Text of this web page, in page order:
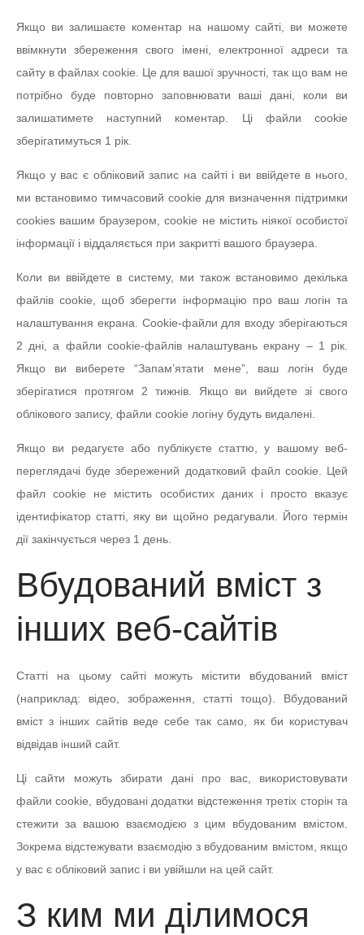
Якщо ви залишаєте коментар на нашому сайті, ви можете
ввімкнути збереження свого імені, електронної адреси та
сайту в файлах cookie. Це для вашої зручності, так що вам не
потрібно буде повторно заповнювати ваші дані, коли ви
залишатимете наступний коментар. Ці файли cookie
зберігатимуться 1 рік.
Якщо у вас є обліковий запис на сайті і ви ввійдете в нього,
ми встановимо тимчасовий cookie для визначення підтримки
cookies вашим браузером, cookie не містить ніякої особистої
інформації і віддаляється при закритті вашого браузера.
Коли ви ввійдете в систему, ми також встановимо декілька
файлів cookie, щоб зберегти інформацію про ваш логін та
налаштування екрана. Cookie-файли для входу зберігаються
2 дні, а файли cookie-файлів налаштувань екрану – 1 рік.
Якщо ви виберете “Запам’ятати мене”, ваш логін буде
зберігатися протягом 2 тижнів. Якщо ви вийдете зі свого
облікового запису, файли cookie логіну будуть видалені.
Якщо ви редагуєте або публікуєте статтю, у вашому веб-
переглядачі буде збережений додатковий файл cookie. Цей
файл cookie не містить особистих даних і просто вказує
ідентифікатор статті, яку ви щойно редагували. Його термін
дії закінчується через 1 день.
Вбудований вміст з
інших веб-сайтів
Статті на цьому сайті можуть містити вбудований вміст
(наприклад: відео, зображення, статті тощо). Вбудований
вміст з інших сайтів веде себе так само, як би користувач
відвідав інший сайт.
Ці сайти можуть збирати дані про вас, використовувати
файли cookie, вбудовані додатки відстеження третіх сторін та
стежити за вашою взаємодією з цим вбудованим вмістом.
Зокрема відстежувати взаємодію з вбудованим вмістом, якщо
у вас є обліковий запис і ви увійшли на цей сайт.
З ким ми ділимося